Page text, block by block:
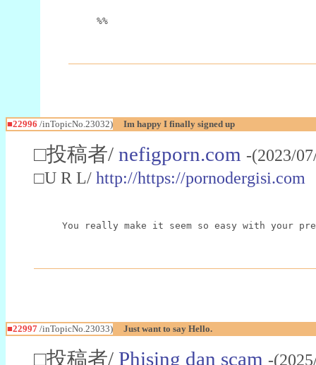
%%
■22996 /inTopicNo.23032) Im happy I finally signed up
□投稿者/ nefigporn.com -(2023/
□U R L/ http://https://pornodergisi.com
You really make it seem so easy with your
■22997 /inTopicNo.23033) Just want to say Hello.
□投稿者/ Phising dan scam -